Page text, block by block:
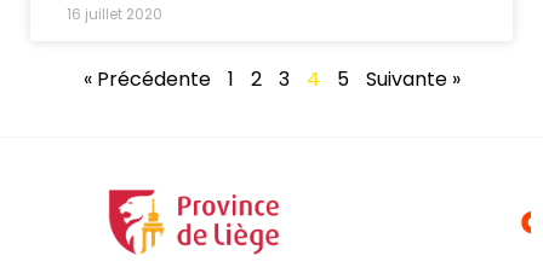
16 juillet 2020
« Précédente 1 2 3 4 5 Suivante »